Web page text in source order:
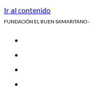
Ir al contenido
FUNDACIÓN EL BUEN SAMARITANO -